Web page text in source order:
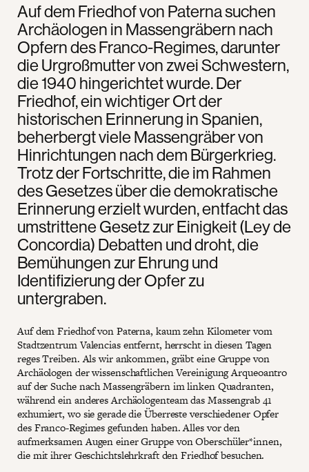
Auf dem Friedhof von Paterna suchen
Archäologen in Massengräbern nach
Opfern des Franco-Regimes, darunter
die Urgroßmutter von zwei Schwestern,
die 1940 hingerichtet wurde. Der
Friedhof, ein wichtiger Ort der
historischen Erinnerung in Spanien,
beherbergt viele Massengräber von
Hinrichtungen nach dem Bürgerkrieg.
Trotz der Fortschritte, die im Rahmen
des Gesetzes über die demokratische
Erinnerung erzielt wurden, entfacht das
umstrittene Gesetz zur Einigkeit (Ley de
Concordia) Debatten und droht, die
Bemühungen zur Ehrung und
Identifizierung der Opfer zu
untergraben.
Auf dem Friedhof von Paterna, kaum zehn Kilometer vom
Stadtzentrum Valencias entfernt, herrscht in diesen Tagen
reges Treiben. Als wir ankommen, gräbt eine Gruppe von
Archäologen der wissenschaftlichen Vereinigung Arqueoantro
auf der Suche nach Massengräbern im linken Quadranten,
während ein anderes Archäologenteam das Massengrab 41
exhumiert, wo sie gerade die Überreste verschiedener Opfer
des Franco-Regimes gefunden haben. Alles vor den
aufmerksamen Augen einer Gruppe von Oberschüler*innen,
die mit ihrer Geschichtslehrkraft den Friedhof besuchen.